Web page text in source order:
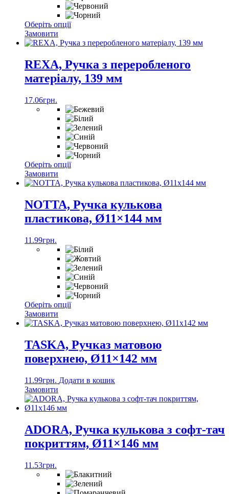
Оберіть опціїЦей
має
варіантів.
Параметри
можна
сторінці
товару
Замовити
REXA, Ручка з переробленого
матеріалу, 139 мм
17.06грн.
Оберіть опціїЦей
має
варіантів.
Параметри
можна
сторінці
товару
Замовити
NOTTA, Ручка кулькова
пластикова, Ø11×144 мм
11.99грн.
Оберіть опціїЦей
має
варіантів.
Параметри
можна
на
сторінці
товару
Замовити
TASKA, Ручказ матовою
поверхнею, Ø11×142 мм
11.99грн. Додати в кошик
Замовити
ADORA, Ручка кулькова з софт-тач
покриттям, Ø11×146 мм
11.53грн.